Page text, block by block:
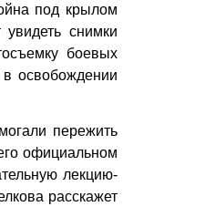
под крылом
снимки
боевых
освобождении
пережить
официальном
лекцию-
расскажет